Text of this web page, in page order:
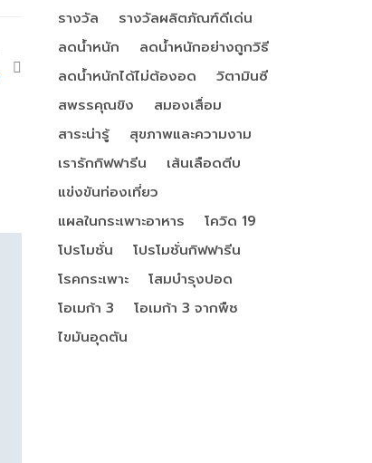
รางวัล
รางวัลผลิตภัณฑ์ดีเด่น
ลดน้ำหนัก
ลดน้ำหนักอย่างถูกวิธี
ลดน้ำหนักได้ไม่ต้องอด
วิตามินซี
สพรรคุณขิง
สมองเสื่อม
สาระน่ารู้
สุขภาพและความงาม
เรารักกิฟฟารีน
เส้นเลือดตีบ
แข่งขันท่องเที่ยว
แผลในกระเพาะอาหาร
โควิด 19
โปรโมชั่น
โปรโมชั่นกิฟฟารีน
โรคกระเพาะ
โสมบำรุงปอด
โอเมก้า 3
โอเมก้า 3 จากพืช
ไขมันอุดตัน